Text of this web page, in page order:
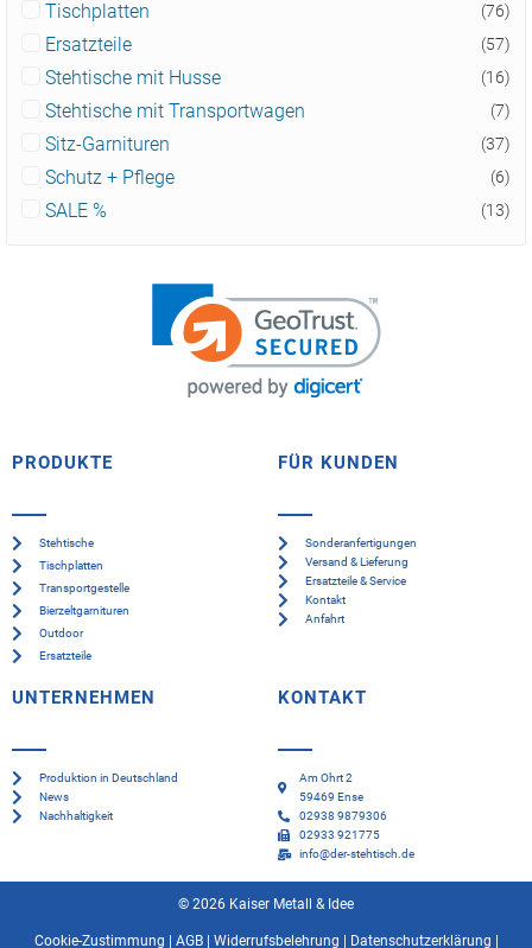
Tischplatten (76)
Ersatzteile (57)
Stehtische mit Husse (16)
Stehtische mit Transportwagen (7)
Sitz-Garnituren (37)
Schutz + Pflege (6)
SALE % (13)
PRODUKTE
Stehtische
Tischplatten
Transportgestelle
Bierzeltgarnituren
Outdoor
Ersatzteile
FÜR KUNDEN
Sonderanfertigungen
Versand & Lieferung
Ersatzteile & Service
Kontakt
Anfahrt
UNTERNEHMEN
Produktion in Deutschland
News
Nachhaltigkeit
KONTAKT
Am Ohrt 2
59469 Ense
02938 9879306
02933 921775
info@der-stehtisch.de
© 2026 Kaiser Metall & Idee
Cookie-Zustimmung AGB| Widerrufsbelehrung Datenschutzerklärung